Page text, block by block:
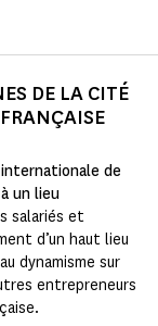
DE LA CITÉ
de
un lieu
salariés et
d’un haut lieu
dynamisme sur
entrepreneurs